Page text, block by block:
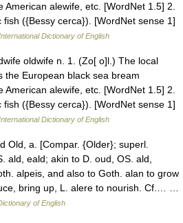
alewife, etc. [WordNet 1.5] 2.
fish ({Bessy cerca}). [WordNet sense 1]
Dictionary of English
oldwife n. 1. (Zo[ o]l.) The local
the European black sea bream
alewife, etc. [WordNet 1.5] 2.
fish ({Bessy cerca}). [WordNet sense 1]
Dictionary of English
Old, a. [Compar. {Older}; superl.
ald, eald; akin to D. oud, OS. ald,
alpeis, and also to Goth. alan to grow
bring up, L. alere to nourish. Cf.… …
of English